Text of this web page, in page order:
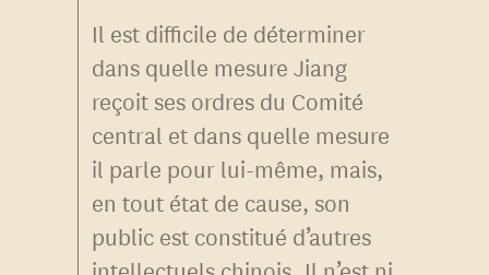
Il est difficile de déterminer
dans quelle mesure Jiang
reçoit ses ordres du Comité
central et dans quelle mesure
il parle pour lui-même, mais,
en tout état de cause, son
public est constitué d’autres